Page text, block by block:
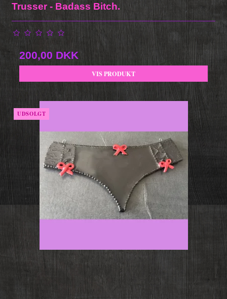
Trusser - Badass Bitch.
200,00 DKK
VIS PRODUKT
UDSOLGT